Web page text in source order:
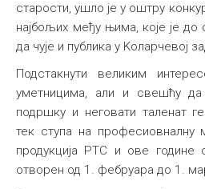
старости, ушло је у оштру
најбољих међу њима, које је
да чује и публика у Kоларчевој
Подстакнути великим
уметницима, али и свешћу да
подршку и неговати таленат
тек ступа на професиовналну
продукција РТС и ове године
отворен од 1. фебруара до 1.